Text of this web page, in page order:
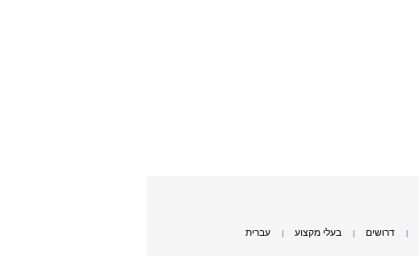
דרושים בעלי מקצוע עברית